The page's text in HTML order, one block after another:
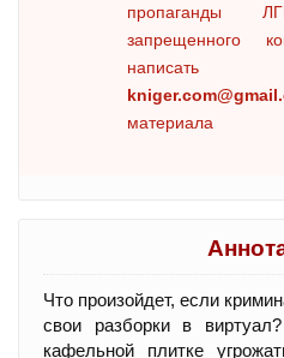
пропаганды
запрещенного
материала
Что произойдет, если
свои разборки в
кафельной плитке